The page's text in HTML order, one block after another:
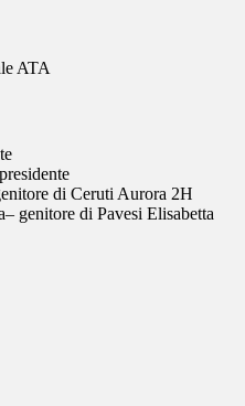
ATA
di Ceruti Aurora 2H
genitore di Pavesi Elisabetta